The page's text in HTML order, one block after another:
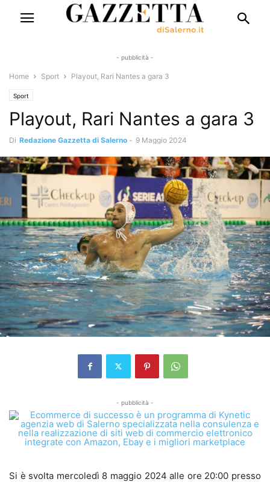
- pubblicità -
Home Sport Playout, Rari Nantes a gara 3
Sport
Playout, Rari Nantes a gara 3
Di Redazione Gazzetta di Salerno - 9 Maggio 2024
- pubblicità -
Si è svolta mercoledì 8 maggio 2024 alle ore 20:00 presso